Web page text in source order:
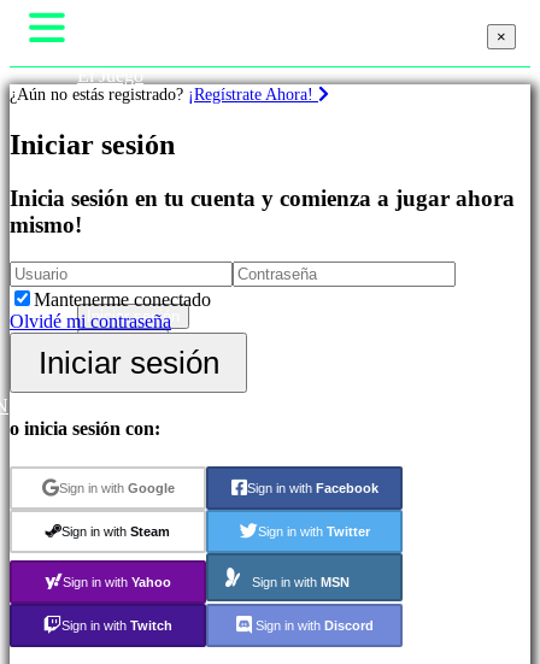
Juegos
Destacados
Novedades
to
Play
Juegos
de
Aventura
Juegos
Estrategia
MMO
Juegos
RPG
Juegos
de
deportes
Juegos
de
Acción
El Juego
Gameplay
Noticias
Soporte
Foros
Iniciar sesión
×
¿Aún no estás registrado? ¡Regístrate Ahora!
Iniciar sesión
Inicia sesión en tu cuenta y comienza a jugar ahora
mismo!
Mantenerme conectado
Olvidé mi contraseña
Iniciar sesión
o inicia sesión con:
Sign in with Google Sign in with Facebook
Sign in with Steam Sign in with Twitter
Sign in with Yahoo Sign in with MSN
Sign in with Twitch Sign in with Discord
×